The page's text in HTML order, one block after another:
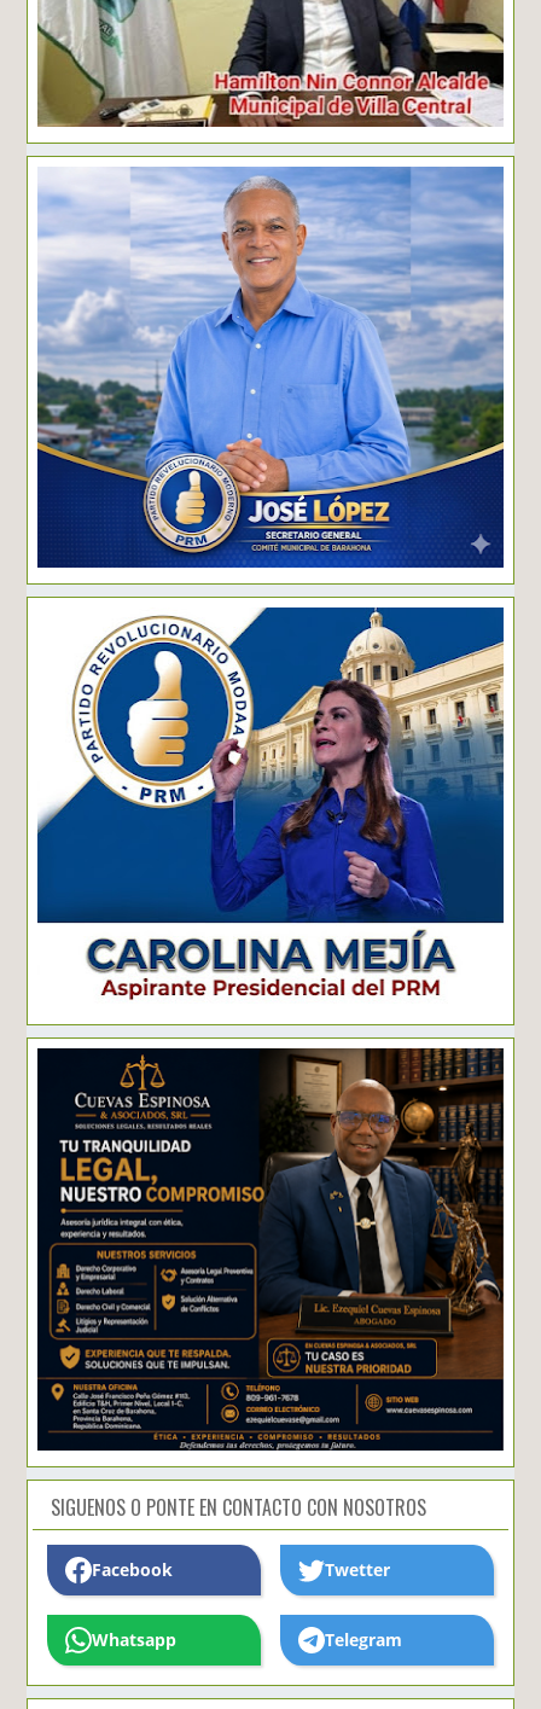
SIGUENOS O PONTE EN CONTACTO CON NOSOTROS
Facebook Twetter
Whatsapp Telegram